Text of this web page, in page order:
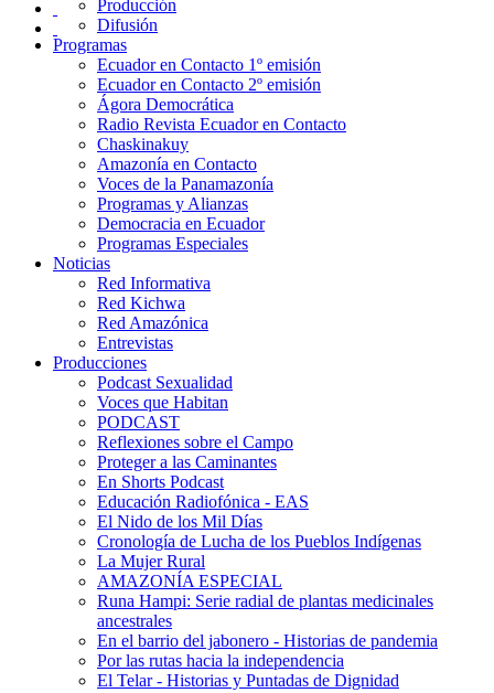
Producción
Difusión
Programas
Ecuador en Contacto 1º emisión
Ecuador en Contacto 2º emisión
Ágora Democrática
Radio Revista Ecuador en Contacto
Chaskinakuy
Amazonía en Contacto
Voces de la Panamazonía
Programas y Alianzas
Democracia en Ecuador
Programas Especiales
Noticias
Red Informativa
Red Kichwa
Red Amazónica
Entrevistas
Producciones
Podcast Sexualidad
Voces que Habitan
PODCAST
Reflexiones sobre el Campo
Proteger a las Caminantes
En Shorts Podcast
Educación Radiofónica - EAS
El Nido de los Mil Días
Cronología de Lucha de los Pueblos Indígenas
La Mujer Rural
AMAZONÍA ESPECIAL
Runa Hampi: Serie radial de plantas medicinales
ancestrales
En el barrio del jabonero - Historias de pandemia
Por las rutas hacia la independencia
El Telar - Historias y Puntadas de Dignidad